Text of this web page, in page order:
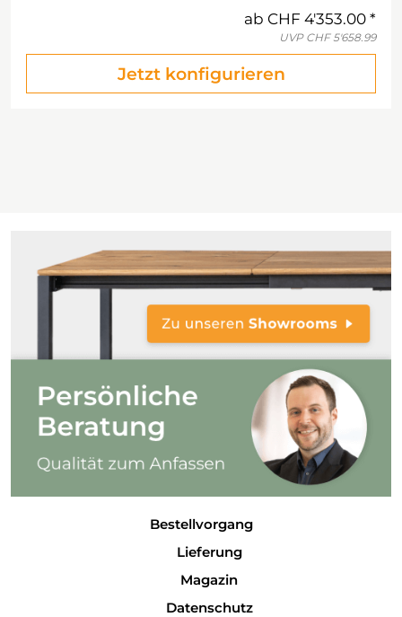
ab CHF 4'353.00
UVP CHF 5'658.99
Jetzt konfigurieren
Bestellvorgang
Lieferung
Magazin
Datenschutz